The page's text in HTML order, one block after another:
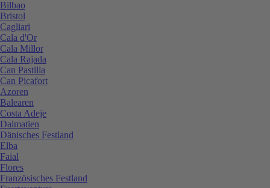
Bilbao
Bristol
Cagliari
Cala d'Or
Cala Millor
Cala Rajada
Can Pastilla
Can Picafort
Azoren
Balearen
Costa Adeje
Dalmatien
Dänisches Festland
Elba
Faial
Flores
Französisches Festland